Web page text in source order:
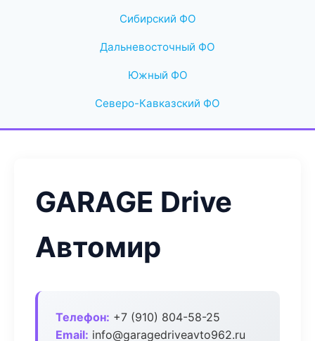
Сибирский ФО
Дальневосточный ФО
Южный ФО
Северо-Кавказский ФО
GARAGE Drive
Автомир
Телефон: +7 (910) 804-58-25
Email: info@garagedriveavto962.ru